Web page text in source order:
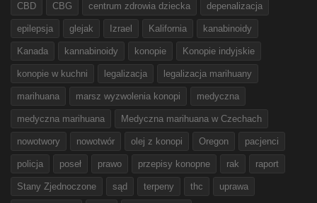
CBD CBG centrum zdrowia dziecka depenalizacja
epilepsja glejak Izrael Kalifornia kanabinoidy
Kanada kannabinoidy konopie Konopie indyjskie
konopie w kuchni legalizacja legalizacja marihuany
marihuana marsz wyzwolenia konopi medyczna
medyczna marihuana Medyczna marihuana w Czechach
nowotwory nowotwór olej z konopi Oregon pacjenci
policja poseł prawo przepisy konopne rak raport
Stany Zjednoczone sąd terpeny thc uprawa